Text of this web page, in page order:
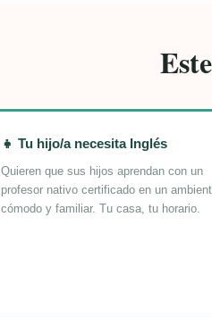
👧 Tu hijo/a necesita Inglés
Quieren que sus hijos aprendan con un
profesor nativo certificado en un
cómodo y familiar. Tu casa, tu horario.